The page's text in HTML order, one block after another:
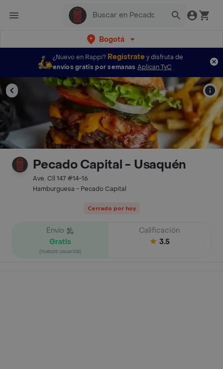
Bogotá
¿Nuevo en Rappi? Regístratey disfruta de
envíos gratis por semanas Aplican TyC
Pecado Capital - Usaquén
Ave. Cll 147 #14-16
Hamburguesa - Pecado Capital
Cerrado por hoy
Envío
Gratis
(nuevos usuarios)
Calificación
3.5